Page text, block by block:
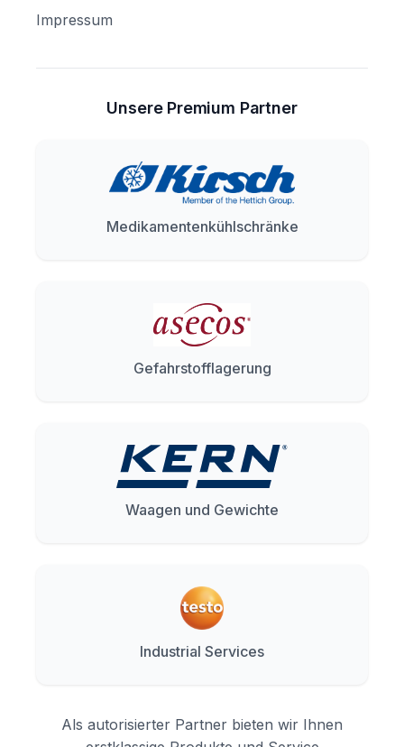
Impressum
Unsere Premium Partner
Medikamentenkühlschränke
Gefahrstofflagerung
Waagen und Gewichte
Industrial Services
Als autorisierter Partner bieten wir Ihnen